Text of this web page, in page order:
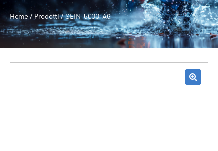
Home/ Prodotti/SEIN-5000-AG